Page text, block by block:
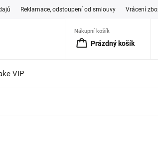
Reklamace, odstoupení od smlouvy Vrácení
Nákupní košík
Prázdný košík
VIP